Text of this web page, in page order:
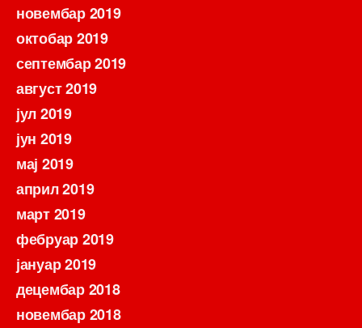
новембар 2019
октобар 2019
септембар 2019
август 2019
јул 2019
јун 2019
мај 2019
април 2019
март 2019
фебруар 2019
јануар 2019
децембар 2018
новембар 2018